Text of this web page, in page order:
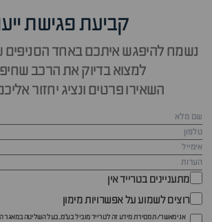
קביעת פגישת
נשמח להיפגש איתכם באחד הסניפים
למצוא בדיוק את הרכב
השאירו פרטים ונציג יחזור
מתעניינים בטרייד אין
רוצים לשמוע על אפשרויות מימון
אני מאשר/ת מסירת מידע זה לטרייד מוביל בע"מ, בעל השליטה במאגר